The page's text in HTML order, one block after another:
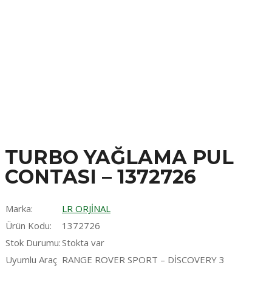
TURBO YAĞLAMA PUL
CONTASI – 1372726
Marka:
LR ORJİNAL
Ürün Kodu:
1372726
Stok Durumu:Stokta var
Uyumlu Araç RANGE ROVER SPORT – DİSCOVERY 3